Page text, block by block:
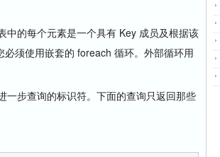
的每个元素是一个具有 Key 成员及根据该
须使用嵌套的 foreach 循环。外部循环用
一步查询的标识符。下面的查询只返回那些